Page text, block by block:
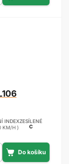
INDEX
KM/H )
ZESÍLENÉ
C